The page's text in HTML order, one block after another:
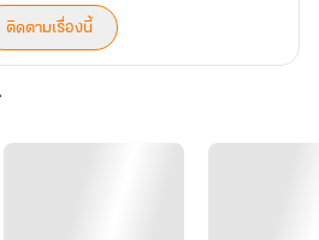
ติดตามเรื่องนี้